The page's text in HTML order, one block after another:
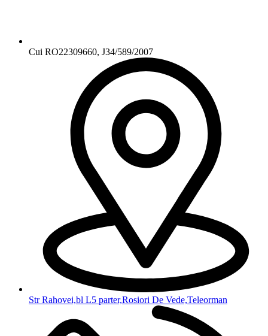
Cui RO22309660, J34/589/2007
Str Rahovei,bl L5 parter,Rosiori De Vede,Teleorman